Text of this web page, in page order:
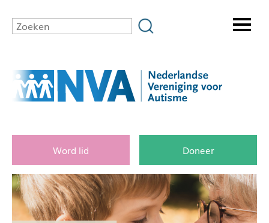
Word lid Doneer